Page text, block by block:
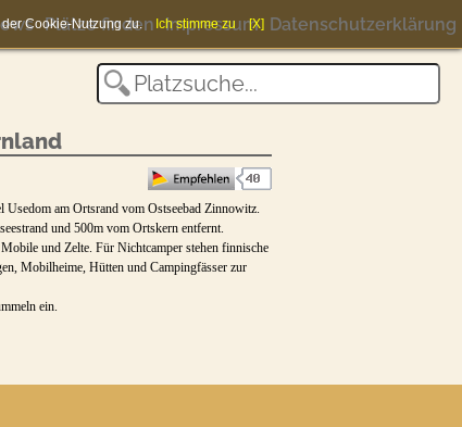
Plätze finden Impressum Datenschutzerklärung
am Ortsrand vom Ostseebad Zinnowitz.
und 500m vom Ortskern entfernt.
und Zelte. Für Nichtcamper stehen finnische
Mobilheime, Hütten und Campingfässer zur
ein.
der Cookie-Nutzung zu. Ich stimme zu [X]